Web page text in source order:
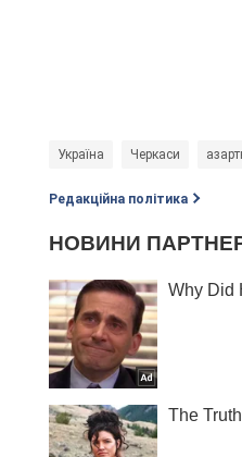
Україна Черкаси
Редакційна політика